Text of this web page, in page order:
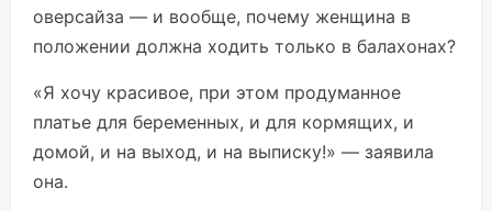
оверсайза — и вообще, почему женщина в
положении должна ходить только в балахонах?
«Я хочу красивое, при этом продуманное
платье для беременных, и для кормящих, и
домой, и на выход, и на выписку!» — заявила
она.